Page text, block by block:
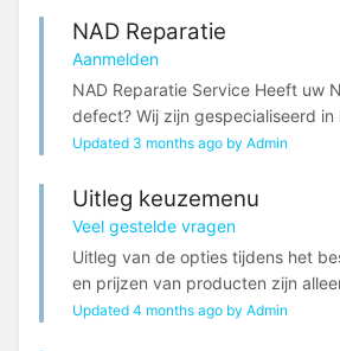
NAD Reparatie
Aanmelden
NAD Reparatie Service Heeft uw
defect? Wij zijn gespecialiseerd in
Updated 3 months ago by Admin
Uitleg keuzemenu
Veel gestelde vragen
Uitleg van de opties tijdens het
en prijzen van producten zijn
Updated 4 months ago by Admin